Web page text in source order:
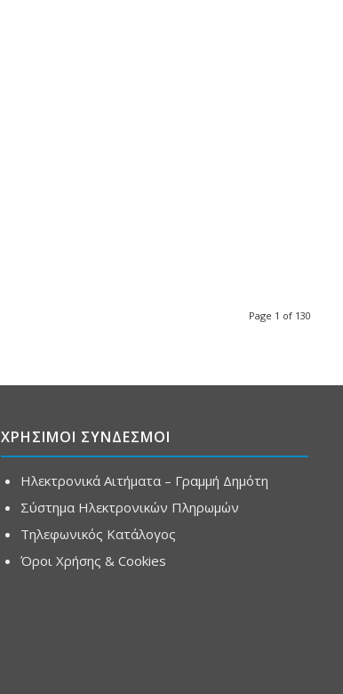
Page 1 of 130
ΧΡΗΣΙΜΟΙ ΣΥΝΔΕΣΜΟΙ
Ηλεκτρονικά Αιτήματα – Γραμμή Δημότη
Σύστημα Ηλεκτρονικών Πληρωμών
Τηλεφωνικός Κατάλογος
Όροι Χρήσης & Cookies